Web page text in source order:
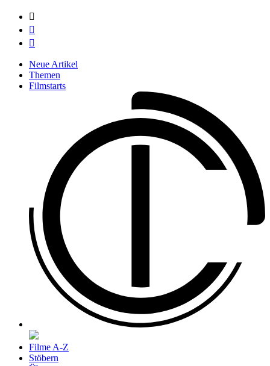



Neue Artikel
Themen
Filmstarts
Filme A-Z
Stöbern